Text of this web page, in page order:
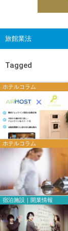
旅館業法
Tagged
ホテルコラム
ホテルコラム
宿泊施設｜開業情報